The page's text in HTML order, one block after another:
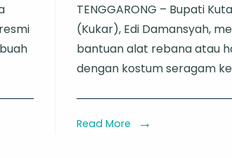
TENGGARONG – Bupati
(Kukar), Edi Damansyah,
bantuan alat rebana atau
dengan kostum seragam
Read More